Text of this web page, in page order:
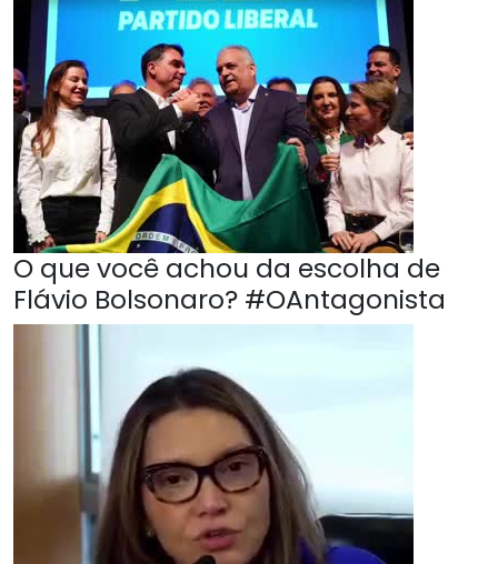
O que você achou da escolha de
Flávio Bolsonaro? #OAntagonista